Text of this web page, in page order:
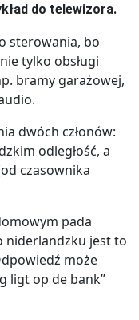
do telewizora.
sterowania, bo
tylko obsługi
bramy garażowej,
dwóch członów:
odległość, a
czasownika
pada
niderlandzku jest to
może
ligt op de bank”